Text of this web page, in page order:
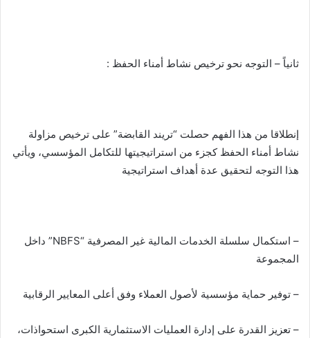
ثانياً – التوجه نحو ترخيص نشاط أمناء الحفظ :
إنطلاقا من هذا الفهم حصلت “تريند القابضة” على ترخيص مزاولة
نشاط أمناء الحفظ كجزء من استراتيجيتها للتكامل المؤسسي، ويأتي
هذا التوجه لتحقيق عدة أهداف استراتيجية
– استكمال سلسلة الخدمات المالية غير المصرفية “NBFS” داخل
المجموعة
– توفير حماية مؤسسية لأصول العملاء وفق أعلى المعايير الرقابية
– تعزيز القدرة على إدارة العمليات الاستثمارية الكبرى استحواذات،